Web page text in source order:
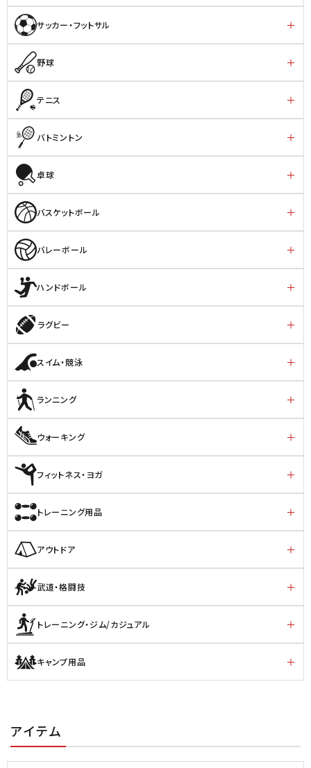
サッカー・フットサル
野球
テニス
バトミントン
卓球
バスケットボール
バレーボール
ハンドボール
ラグビー
スイム・競泳
ランニング
ウォーキング
フィットネス・ヨガ
トレーニング用品
アウトドア
武道・格闘技
トレーニング・ジム/カジュアル
キャンプ用品
アイテム